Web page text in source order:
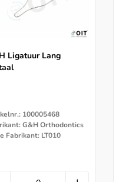
Ligatuur Lang
100005468
G&H Orthodontics
Fabrikant: LT010